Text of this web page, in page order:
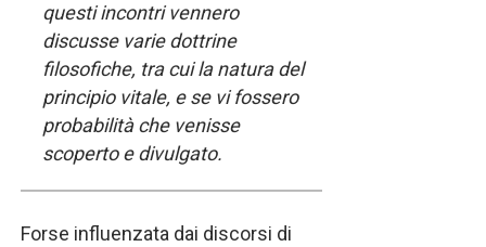
questi incontri vennero
discusse varie dottrine
filosofiche, tra cui la natura del
principio vitale, e se vi fossero
probabilità che venisse
scoperto e divulgato.
Forse influenzata dai discorsi di